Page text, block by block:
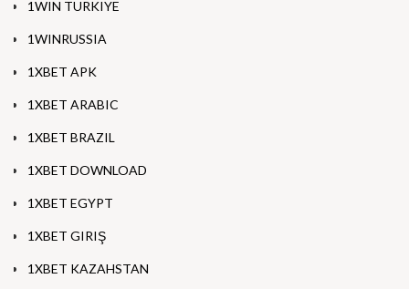
1WIN TURKIYE
1WINRUSSIA
1XBET APK
1XBET ARABIC
1XBET BRAZIL
1XBET DOWNLOAD
1XBET EGYPT
1XBET GIRIŞ
1XBET KAZAHSTAN